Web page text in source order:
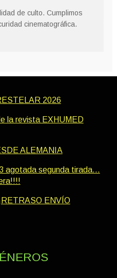
de culto. Cumplimos
cinematográfica.
2026
la revista EXHUMED
ALEMANIA
agotada segunda tirada…
ENVÍO